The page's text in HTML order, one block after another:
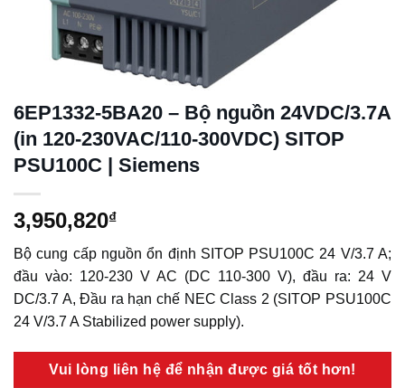
6EP1332-5BA20 – Bộ nguồn 24VDC/3.7A
(in 120-230VAC/110-300VDC) SITOP
PSU100C | Siemens
3,950,820₫
Bộ cung cấp nguồn ổn định SITOP PSU100C 24 V/3.7 A;
đầu vào: 120-230 V AC (DC 110-300 V), đầu ra: 24 V
DC/3.7 A, Đầu ra hạn chế NEC Class 2 (SITOP PSU100C
24 V/3.7 A Stabilized power supply).
Vui lòng liên hệ để nhận được giá tốt hơn!